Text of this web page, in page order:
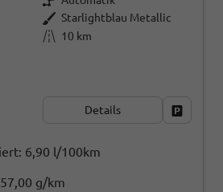
Starlightblau Metallic
10 km
Details
6,90 l/100km
g/km